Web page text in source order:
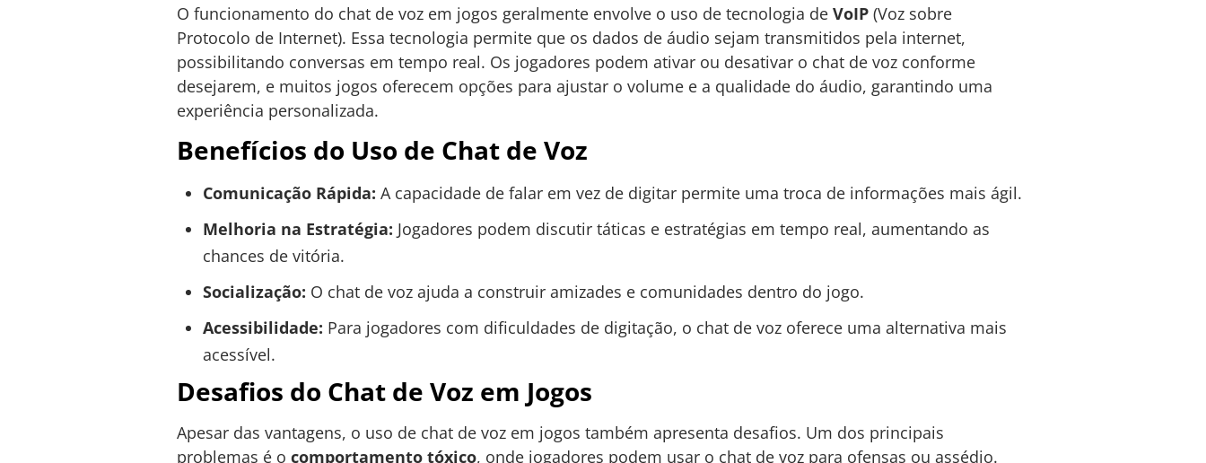
O funcionamento do chat de voz em jogos geralmente envolve o uso de tecnologia de VoIP (Voz sobre
Protocolo de Internet). Essa tecnologia permite que os dados de áudio sejam transmitidos pela internet,
possibilitando conversas em tempo real. Os jogadores podem ativar ou desativar o chat de voz conforme
desejarem, e muitos jogos oferecem opções para ajustar o volume e a qualidade do áudio, garantindo uma
experiência personalizada.
Benefícios do Uso de Chat de Voz
Comunicação Rápida: A capacidade de falar em vez de digitar permite uma troca de informações mais ágil.
Melhoria na Estratégia: Jogadores podem discutir táticas e estratégias em tempo real, aumentando as
chances de vitória.
Socialização: O chat de voz ajuda a construir amizades e comunidades dentro do jogo.
Acessibilidade: Para jogadores com dificuldades de digitação, o chat de voz oferece uma alternativa mais
acessível.
Desafios do Chat de Voz em Jogos
Apesar das vantagens, o uso de chat de voz em jogos também apresenta desafios. Um dos principais
problemas é o comportamento tóxico, onde jogadores podem usar o chat de voz para ofensas ou assédio.